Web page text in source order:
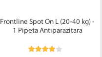
Frontline Spot On L (20-40 kg) -
1 Pipeta Antiparazitara